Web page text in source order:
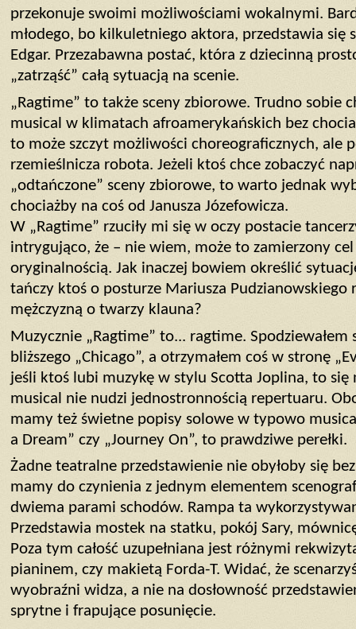
przekonuje swoimi możliwościami wokalnymi.
młodego, bo kilkuletniego aktora, przedstawia się
Edgar. Przezabawna postać, która z dziecinną
„zatrząść” całą sytuacją na scenie.
„Ragtime” to także sceny zbiorowe. Trudno sobie
musical w klimatach afroamerykańskich bez
to może szczyt możliwości choreograficznych, ale
rzemieślnicza robota. Jeżeli ktoś chce zobaczyć
„odtańczone” sceny zbiorowe, to warto jednak
chociażby na coś od Janusza Józefowicza.
W „Ragtime” rzuciły mi się w oczy postacie
intrygująco, że – nie wiem, może to zamierzony
oryginalnością. Jak inaczej bowiem określić
tańczy ktoś o posturze Mariusza Pudzianowskiego
mężczyzną o twarzy klauna?
Muzycznie „Ragtime” to... ragtime.
bliższego „Chicago”, a otrzymałem coś w stronę
jeśli ktoś lubi muzykę w stylu Scotta Joplina, to się
musical nie nudzi jednostronnością repertuaru.
mamy też świetne popisy solowe w typowo
a Dream” czy „Journey On”, to prawdziwe perełki.
Żadne teatralne przedstawienie nie obyłoby się
mamy do czynienia z jednym elementem
dwiema parami schodów. Rampa ta
Przedstawia mostek na statku, pokój Sary,
Poza tym całość uzupełniana jest różnymi
pianinem, czy makietą Forda-T. Widać, że
wyobraźni widza, a nie na dosłowność
sprytne i frapujące posunięcie.